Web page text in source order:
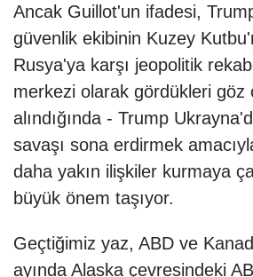
Ancak Guillot'un ifadesi,
güvenlik ekibinin Kuzey
Rusya'ya karşı jeopolitik
merkezi olarak gördükleri göz
alındığında - Trump
savaşı sona erdirmek
daha yakın ilişkiler kurmaya
büyük önem taşıyor.
Geçtiğimiz yaz, ABD ve
ayında Alaska çevresindeki